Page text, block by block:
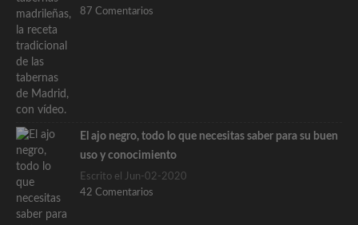
87 Comentarios
El ajo negro, todo lo que necesitas saber para su buen
uso y conocimiento
Escrito el Jun-02-2020
42 Comentarios